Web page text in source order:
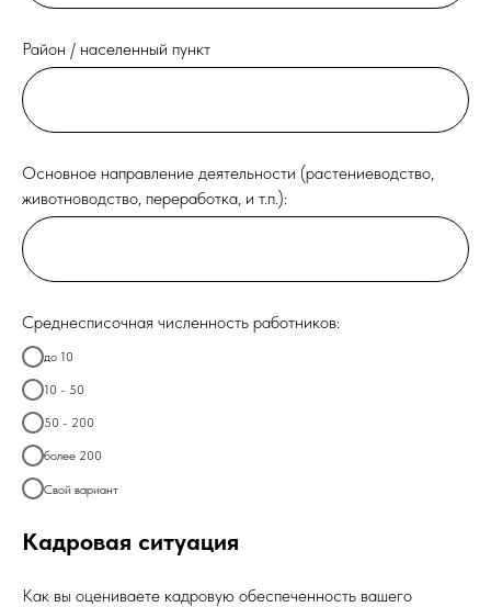
Район / населенный пункт
Основное направление деятельности (растениеводство,
животноводство, переработка, и т.п.):
Среднесписочная численность работников:
до 10
10 - 50
50 - 200
более 200
Свой вариант
Кадровая ситуация
Как вы оцениваете кадровую обеспеченность вашего